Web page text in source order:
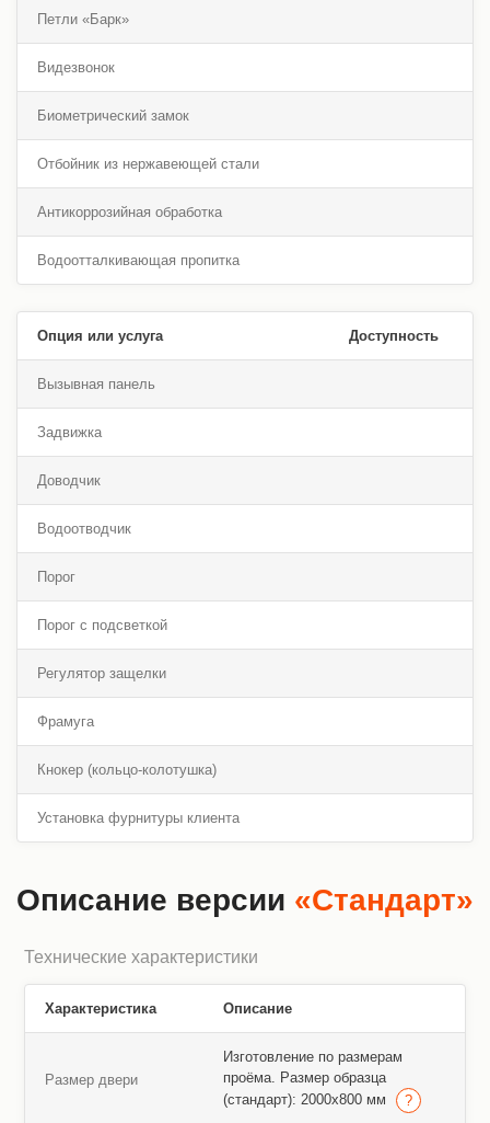
Петли «Барк»
Видезвонок
Биометрический замок
Отбойник из нержавеющей стали
Антикоррозийная обработка
Водоотталкивающая пропитка
Опция или услуга Доступность
Вызывная панель
Задвижка
Доводчик
Водоотводчик
Порог
Порог с подсветкой
Регулятор защелки
Фрамуга
Кнокер (кольцо-колотушка)
Установка фурнитуры клиента
Описание версии «Стандарт»
Технические характеристики
Характеристика Описание
Размер двери
Изготовление по размерам
проёма. Размер образца
(стандарт): 2000х800 мм